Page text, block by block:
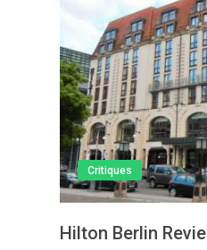
Critiques
Hilton Berlin